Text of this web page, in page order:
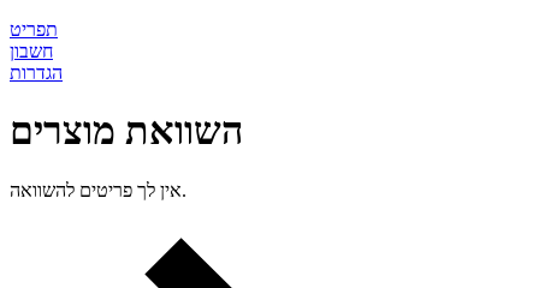
תפריט
חשבון
הגדרות
השוואת מוצרים
אין לך פריטים להשוואה.